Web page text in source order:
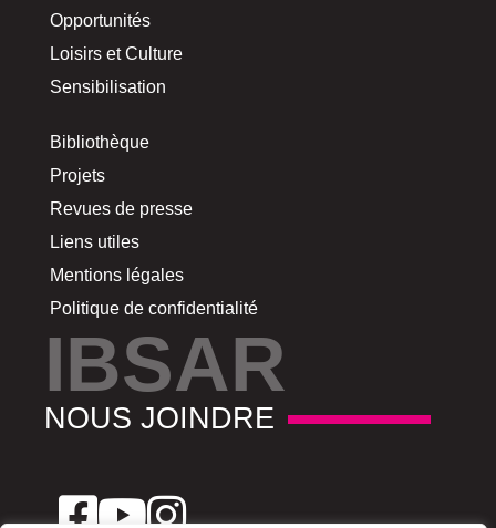
Opportunités
Loisirs et Culture
Sensibilisation
Bibliothèque
Projets
Revues de presse
Liens utiles
Mentions légales
Politique de confidentialité
IBSAR
NOUS JOINDRE